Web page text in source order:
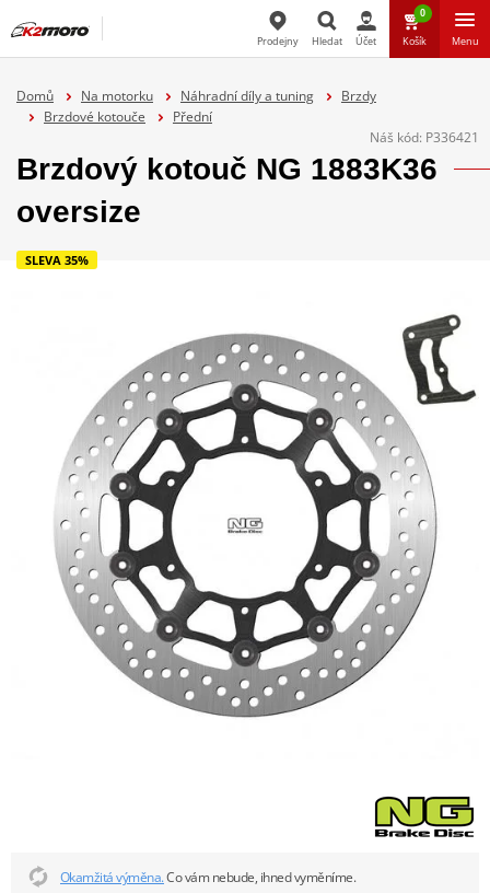
Prodejny Hledat Účet
0
Košík Menu
Domů Na motorku Náhradní díly a tuning
Brzdy
Brzdové kotouče
Přední
Náš kód: P336421
Brzdový kotouč NG 1883K36
oversize
SLEVA 35%
Okamžitá výměna.Co vám nebude, ihned vyměníme.